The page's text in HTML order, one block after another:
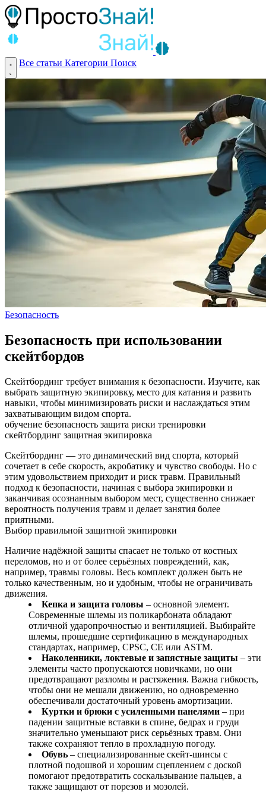
Все статьи Категории Поиск
Безопасность
Безопасность при использовании
скейтбордов
Скейтбординг требует внимания к безопасности. Изучите, как
выбрать защитную экипировку, место для катания и развить
навыки, чтобы минимизировать риски и наслаждаться этим
захватывающим видом спорта.
обучение безопасность защита риски тренировки
скейтбординг защитная экипировка
Скейтбординг — это динамический вид спорта, который
сочетает в себе скорость, акробатику и чувство свободы. Но с
этим удовольствием приходит и риск травм. Правильный
подход к безопасности, начиная с выбора экипировки и
заканчивая осознанным выбором мест, существенно снижает
вероятность получения травм и делает занятия более
приятными.
Выбор правильной защитной экипировки
Наличие надёжной защиты спасает не только от костных
переломов, но и от более серьёзных повреждений, как,
например, травмы головы. Весь комплект должен быть не
только качественным, но и удобным, чтобы не ограничивать
движения.
Кепка и защита головы – основной элемент.
Современные шлемы из поликарбоната обладают
отличной ударопрочностью и вентиляцией. Выбирайте
шлемы, прошедшие сертификацию в международных
стандартах, например, CPSC, CE или ASTM.
Наколенники, локтевые и запястные защиты – эти
элементы часто пропускаются новичками, но они
предотвращают разломы и растяжения. Важна гибкость,
чтобы они не мешали движению, но одновременно
обеспечивали достаточный уровень амортизации.
Куртки и брюки с усиленными панелями – при
падении защитные вставки в спине, бедрах и груди
значительно уменьшают риск серьёзных травм. Они
также сохраняют тепло в прохладную погоду.
Обувь – специализированные скейт-шинсы с
плотной подошвой и хорошим сцеплением с доской
помогают предотвратить соскальзывание пальцев, а
также защищают от порезов и мозолей.